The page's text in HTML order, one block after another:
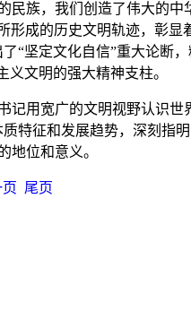
族，我们创造了伟大的
成的历史文明轨迹，彰
坚定文化自信”重大论断
文明的强大精神支柱。
宽广的文明视野认识世
特征和发展趋势，深刻指
地位和意义。
尾页